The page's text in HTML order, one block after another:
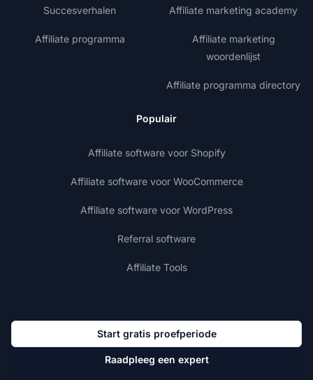
Succesverhalen
Affiliate programma
Affiliate marketing academy
Affiliate marketing
woordenlijst
Affiliate programma directory
Populair
Affiliate software voor Shopify
Affiliate software voor WooCommerce
Affiliate software voor WordPress
Referral software
Affiliate Tools
Start gratis proefperiode
Raadpleeg een expert